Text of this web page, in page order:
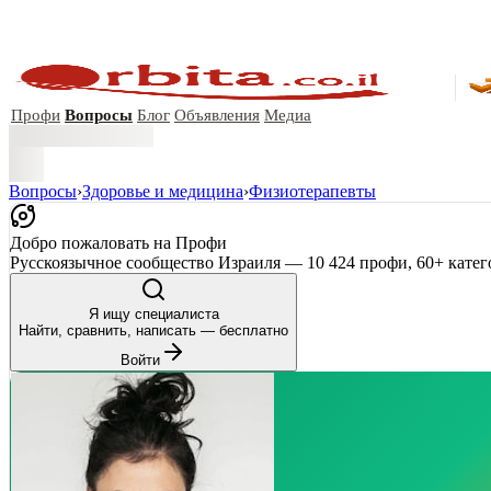
Профи Вопросы Блог Объявления Медиа
Вопросы›Здоровье и медицина›Физиотерапевты
Добро пожаловать на Профи
Русскоязычное сообщество Израиля — 10 424 профи, 60+
Я ищу специалиста
Найти, сравнить, написать — бесплатно
Войти